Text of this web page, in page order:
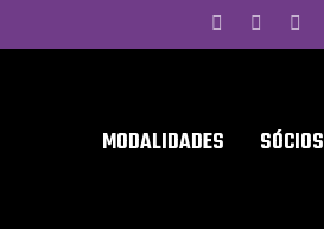
MODALIDADES SÓCIOS